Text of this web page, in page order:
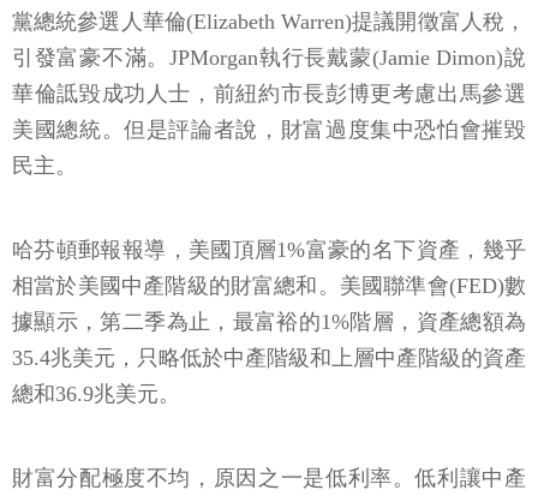
黨總統參選人華倫(Elizabeth Warren)提議開徵富人稅，
引發富豪不滿。JPMorgan執行長戴蒙(Jamie Dimon)說
華倫詆毀成功人士，前紐約市長彭博更考慮出馬參選
美國總統。但是評論者說，財富過度集中恐怕會摧毀
民主。
哈芬頓郵報報導，美國頂層1%富豪的名下資產，幾乎
相當於美國中產階級的財富總和。美國聯準會(FED)數
據顯示，第二季為止，最富裕的1%階層，資產總額為
35.4兆美元，只略低於中產階級和上層中產階級的資產
總和36.9兆美元。
財富分配極度不均，原因之一是低利率。低利讓中產